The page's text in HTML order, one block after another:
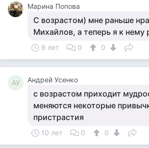
Марина Попова
С возрастом) мне раньше
Михайлов, а теперь я к нему
9 лет 0 0
АУ Андрей Усенко
с возрастом приходит
меняются некоторые
пристрастия
10 лет 0 0